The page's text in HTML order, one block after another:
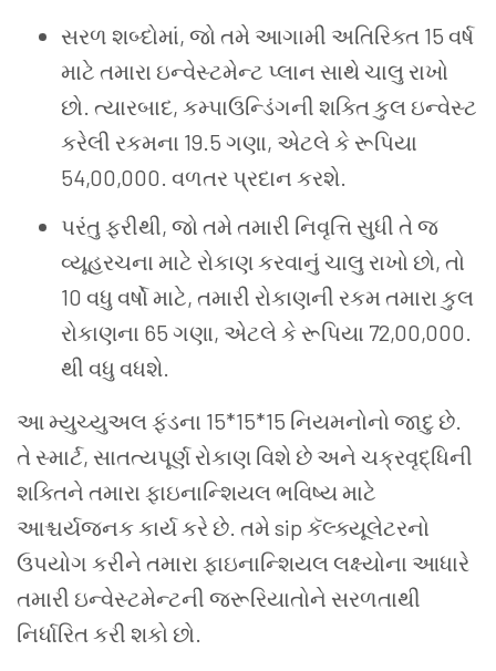
સરળ શબ્દોમાં, જો તમે આગામી અતિરિક્ત 15 વર્ષ
માટે તમારા ઇન્વેસ્ટમેન્ટ પ્લાન સાથે ચાલુ રાખો
છો. ત્યારબાદ, કમ્પાઉન્ડિંગની શક્તિ કુલ ઇન્વેસ્ટ
કરેલી રકમના 19.5 ગણા, એટલે કે રૂપિયા
54,00,000. વળતર પ્રદાન કરશે.
પરંતુ ફરીથી, જો તમે તમારી નિવૃત્તિ સુધી તે જ
વ્યૂહરચના માટે રોકાણ કરવાનું ચાલુ રાખો છો, તો
10 વધુ વર્ષો માટે, તમારી રોકાણની રકમ તમારા કુલ
રોકાણના 65 ગણા, એટલે કે રૂપિયા 72,00,000.
થી વધુ વધશે.
આ મ્યુચ્યુઅલ ફંડના 15*15*15 નિયમનોનો જાદુ છે.
તે સ્માર્ટ, સાતત્યપૂર્ણ રોકાણ વિશે છે અને ચક્રવૃદ્ધિની
શક્તિને તમારા ફાઇનાન્શિયલ ભવિષ્ય માટે
આશ્ચર્યજનક કાર્ય કરે છે. તમે sip કૅલ્ક્યૂલેટરનો
ઉપયોગ કરીને તમારા ફાઇનાન્શિયલ લક્ષ્યોના આધારે
તમારી ઇન્વેસ્ટમેન્ટની જરૂરિયાતોને સરળતાથી
નિર્ધારિત કરી શકો છો.